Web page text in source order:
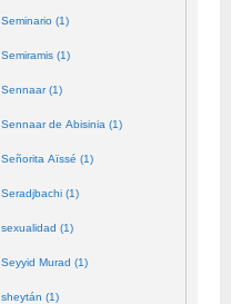
Seminario (1)
Semiramis (1)
Sennaar (1)
Sennaar de Abisinia (1)
Señorita Aïssé (1)
Seradjbachi (1)
sexualidad (1)
Seyyid Murad (1)
sheytán (1)